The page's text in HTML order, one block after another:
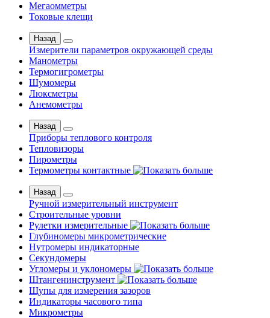
Мегаомметры
Токовые клещи
Назад
Измерители параметров окружающей среды
Манометры
Термогигрометры
Шумомеры
Люксметры
Анемометры
Назад
Приборы теплового контроля
Тепловизоры
Пирометры
Термометры контактные
Назад
Ручной измерительный инструмент
Строительные уровни
Рулетки измерительные
Глубиномеры микрометрические
Нутромеры индикаторные
Секундомеры
Угломеры и уклономеры
Штангенинструмент
Щупы для измерения зазоров
Индикаторы часового типа
Микрометры